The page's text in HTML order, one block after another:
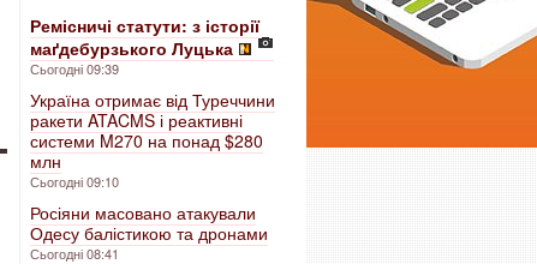
Ремісничі статути: з історії
маґдебурзького Луцька
Сьогодні 09:39
Україна отримає від Туреччини
ракети ATACMS і реактивні
системи M270 на понад $280
млн
Сьогодні 09:10
Росіяни масовано атакували
Одесу балістикою та дронами
Сьогодні 08:41